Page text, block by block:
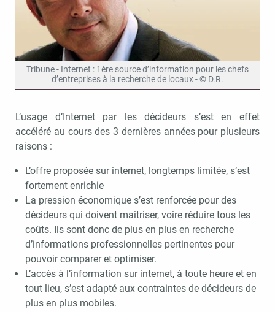
Tribune - Internet : 1ère source d’information pour les chefs
d’entreprises à la recherche de locaux - © D.R.
L’usage d’Internet par les décideurs s’est en effet
accéléré au cours des 3 dernières années pour plusieurs
raisons :
L’offre proposée sur internet, longtemps limitée, s’est
fortement enrichie
La pression économique s’est renforcée pour des
décideurs qui doivent maitriser, voire réduire tous les
coûts. Ils sont donc de plus en plus en recherche
d’informations professionnelles pertinentes pour
pouvoir comparer et optimiser.
L’accès à l’information sur internet, à toute heure et en
tout lieu, s’est adapté aux contraintes de décideurs de
plus en plus mobiles.